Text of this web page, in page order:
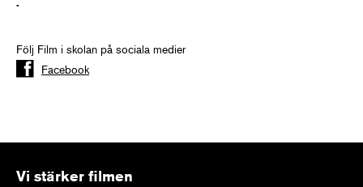
Följ Film i skolan på sociala medier
Facebook
Vi stärker filmen